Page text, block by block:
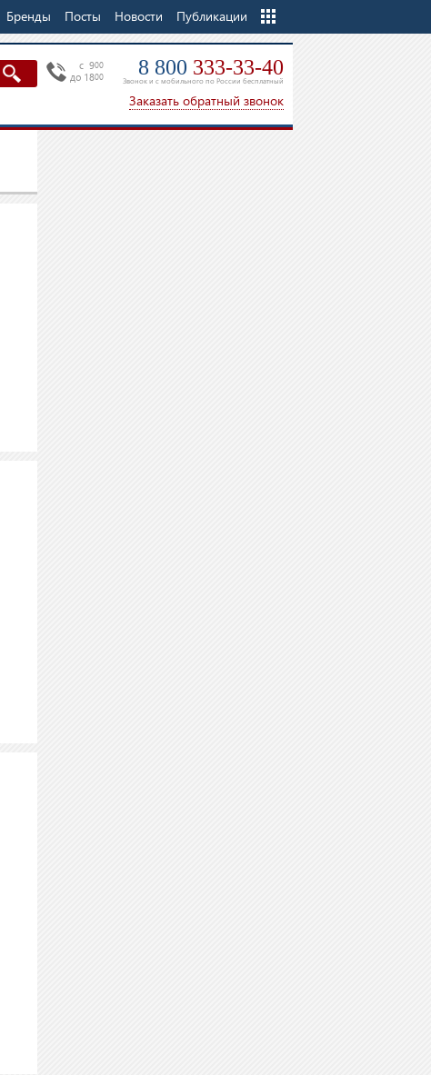
Бренды Посты Новости Публикации
Еще
c 900
до 1800 8 800 333-33-40
Звонок и с мобильного по России бесплатный
Заказать обратный звонок